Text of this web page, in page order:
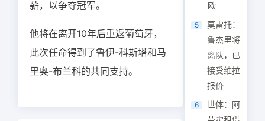
薪，以争夺冠军。
他将在离开10年后重返葡萄牙，
此次任命得到了鲁伊-科斯塔和马
里奥-布兰科的共同支持。
欧
5
莫雷托：
鲁杰里将
离队，已
接受维拉
报价
6
世体：阿